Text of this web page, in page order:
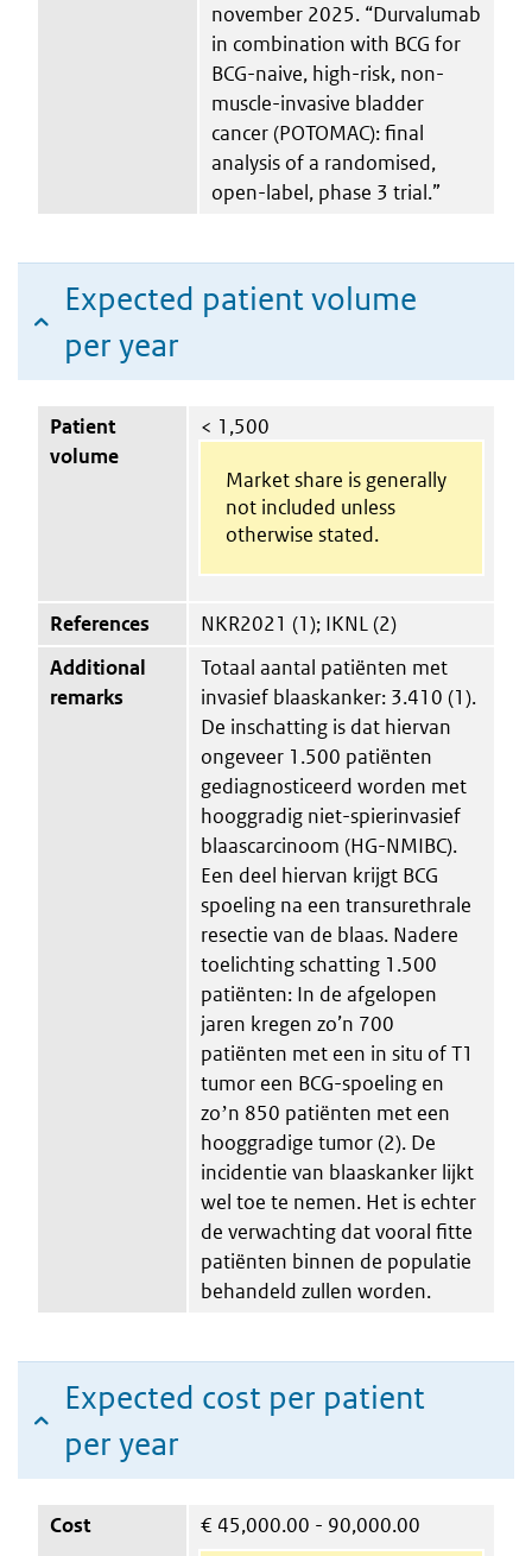
november 2025. “Durvalumab
in combination with BCG for
BCG-naive, high-risk, non-
muscle-invasive bladder
cancer (POTOMAC): final
analysis of a randomised,
open-label, phase 3 trial.”
Expected patient volume
per year
Patient
volume
< 1,500
Market share is generally
not included unless
otherwise stated.
References
NKR2021 (1); IKNL (2)
Additional
remarks
Totaal aantal patiënten met
invasief blaaskanker: 3.410 (1).
De inschatting is dat hiervan
ongeveer 1.500 patiënten
gediagnosticeerd worden met
hooggradig niet-spierinvasief
blaascarcinoom (HG-NMIBC).
Een deel hiervan krijgt BCG
spoeling na een transurethrale
resectie van de blaas. Nadere
toelichting schatting 1.500
patiënten: In de afgelopen
jaren kregen zo’n 700
patiënten met een in situ of T1
tumor een BCG-spoeling en
zoʼn 850 patiënten met een
hooggradige tumor (2). De
incidentie van blaaskanker lijkt
wel toe te nemen. Het is echter
de verwachting dat vooral fitte
patiënten binnen de populatie
behandeld zullen worden.
Expected cost per patient
per year
Cost € 45,000.00 - 90,000.00